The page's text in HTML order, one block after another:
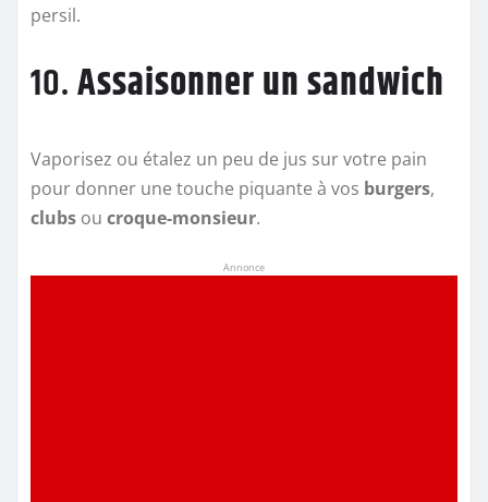
persil.
10.Assaisonner un sandwich
Vaporisez ou étalez un peu de jus sur votre pain
pour donner une touche piquante à vos burgers,
clubs ou croque-monsieur.
Annonce